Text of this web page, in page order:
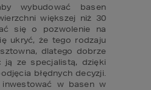
wybudować basen
większej niż 30
się o pozwolenie na
ukryć, że tego rodzaju
dlatego dobrze
ją ze specjalistą, dzięki
błędnych decyzji.
w basen w